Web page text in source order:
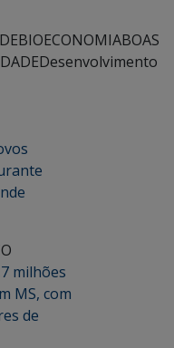
BIOECONOMIABOAS
Desenvolvimento
milhões
MS, com
de